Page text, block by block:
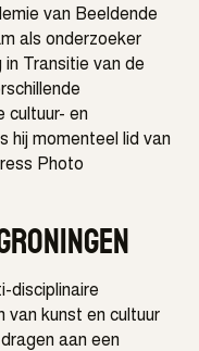
van Beeldende
als onderzoeker
Transitie van de
cultuur- en
hij momenteel lid van
Photo
disciplinaire
van kunst en cultuur
aan een